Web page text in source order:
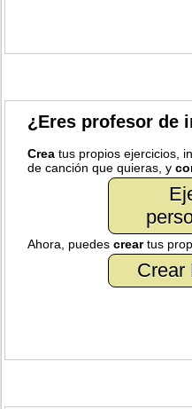
¿Eres profesor de
Crea tus propios ejercicios,
de canción que quieras, y
Ahora, puedescreartus
Crear